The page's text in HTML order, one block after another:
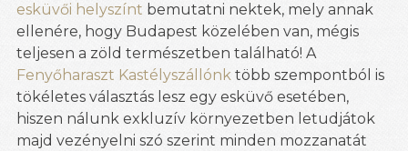
esküvői helyszínt bemutatni nektek, mely annak
ellenére, hogy Budapest közelében van, mégis
teljesen a zöld természetben található! A
Fenyőharaszt Kastélyszállónk több szempontból is
tökéletes választás lesz egy esküvő esetében,
hiszen nálunk exkluzív környezetben letudjátok
majd vezényelni szó szerint minden mozzanatát